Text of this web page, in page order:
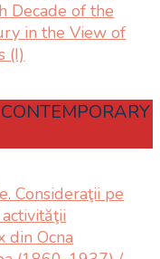
Decade of the
in the View of
(I)
Consideraţii pe
din Ocna